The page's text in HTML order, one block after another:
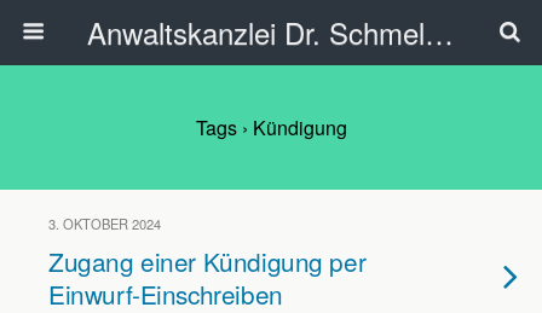
Anwaltskanzlei Dr. Schmelzer - Ahlen
Tags › Kündigung
3. OKTOBER 2024
Zugang einer Kündigung per
Einwurf-Einschreiben